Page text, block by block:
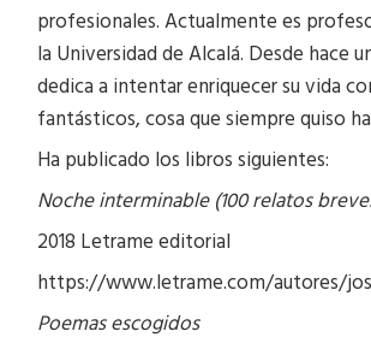
profesionales. Actualmente es
la Universidad de Alcalá. Desde hace
dedica a intentar enriquecer su vida
fantásticos, cosa que siempre quiso
Ha publicado los libros siguientes:
Noche interminable (100 relatos
2018 Letrame editorial
https://www.letrame.com/autores/
Poemas escogidos